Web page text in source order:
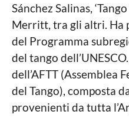
Sánchez Salinas,
Merritt, tra gli altri. Ha
del Programma
del tango
dell’AFTT (Assemblea
del Tango), composta
provenienti da tutta